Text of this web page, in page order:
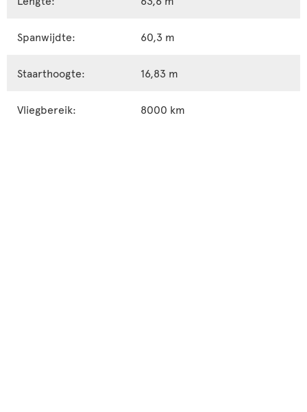
Spanwijdte: 60,3 m
Staarthoogte: 16,83 m
Vliegbereik: 8000 km